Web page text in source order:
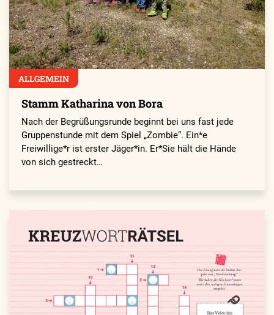
ALLGEMEIN
Stamm Katharina von Bora
Nach der Begrüßungsrunde beginnt bei uns fast jede
Gruppen­stunde mit dem Spiel „Zombie“. Ein*e
Freiwillige*r ist erster Jäger*in. Er*Sie hält die Hände
von sich gestreckt…